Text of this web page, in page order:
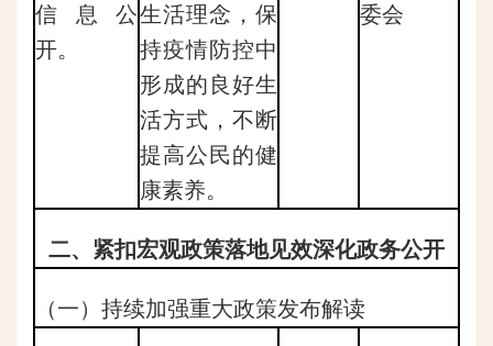
信息公
开。
生活理念，保
持疫情防控中
形成的良好生
活方式，不断
提高公民的健
康素养。
委会
二、紧扣宏观政策落地见效深化政务公开
（一）持续加强重大政策发布解读